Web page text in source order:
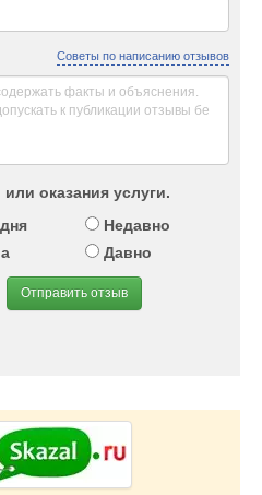
Советы по написанию отзывов
оказания услуги.
Недавно
Давно
Отправить отзыв